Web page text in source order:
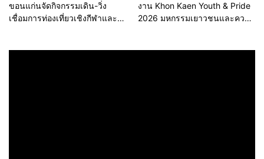
ขอนแก่นจัดกิจกรรมเดิน-วิ่ง
เชื่อมการท่องเที่ยวเชิงกีฬาและ
งาน Khon Kaen Youth & Pride
2026 มหกรรมเยาวชนและความ